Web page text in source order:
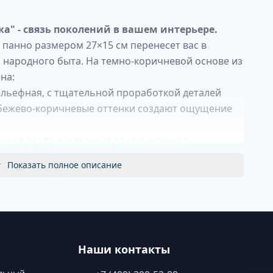
- связь поколений в вашем интерьере.
размером 27×15 см перенесет вас в
быта. На темно-коричневой основе из
с тщательной проработкой деталей
коричневые оттенки создают ощущение
древесина и керамическая поверхность
экземпляр уникальным
для ценителей фольклора.
Показать полное описание
Наши контакты